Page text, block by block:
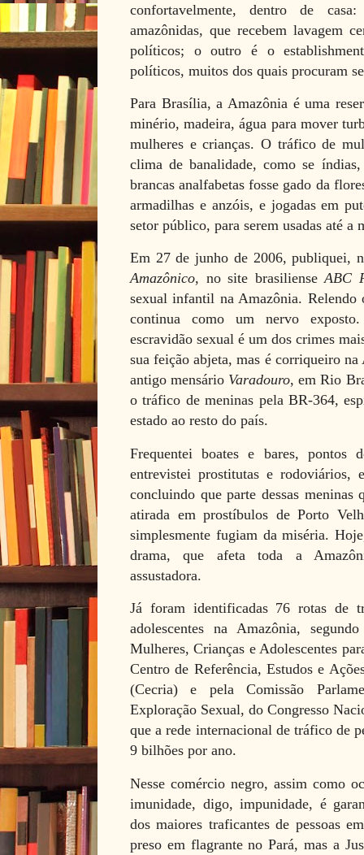
confortavelmente, dentro de
amazônidas, que recebem lavagem
políticos; o outro é o
políticos, muitos dos quais procuram
Para Brasília, a Amazônia é uma
minério, madeira, água para mover
mulheres e crianças. O tráfico de
clima de banalidade, como se
brancas analfabetas fosse gado da
armadilhas e anzóis, e jogadas em
setor público, para serem usadas até a
Em 27 de junho de 2006, publiquei,
Amazônico, no site brasilienseABC
sexual infantil na Amazônia. Relendo
continua como um nervo
escravidão sexual é um dos crimes
sua feição abjeta, mas é corriqueiro
antigo mensário Varadouro, em Rio
o tráfico de meninas pela BR-364,
estado ao resto do país.
Frequentei boates e bares, pontos
entrevistei prostitutas e rodoviários,
concluindo que parte dessas
atirada em prostíbulos de Porto
simplesmente fugiam da miséria.
drama, que afeta toda a
assustadora.
Já foram identificadas 76 rotas de
adolescentes na Amazônia,
Mulheres, Crianças e Adolescentes
Centro de Referência, Estudos e
(Cecria) e pela Comissão
Exploração Sexual, do Congresso
que a rede internacional de tráfico de
9 bilhões por ano.
Nesse comércio negro, assim como
imunidade, digo, impunidade, é
dos maiores traficantes de pessoas
preso em flagrante no Pará, mas a